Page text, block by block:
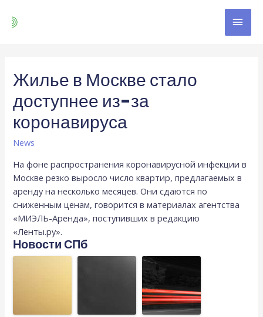
Жилье в Москве стало
доступнее из-за
коронавируса
News
На фоне распространения коронавирусной инфекции в
Москве резко выросло число квартир, предлагаемых в
аренду на несколько месяцев. Они сдаются по
сниженным ценам, говорится в материалах агентства
«МИЭЛЬ-Аренда», поступивших в редакцию
«Ленты.ру».
Новости СПб